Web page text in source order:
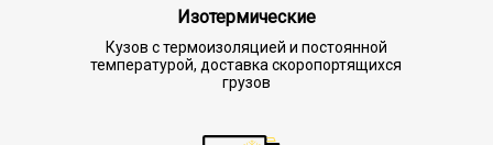
Изотермические
Кузов с термоизоляцией и постоянной
температурой, доставка скоропортящихся
грузов